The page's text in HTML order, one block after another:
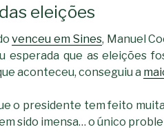
eleições
venceu em Sines, Manuel
esperada que as eleições
aconteceu, conseguiu a
o presidente tem feito
sido imensa… o único